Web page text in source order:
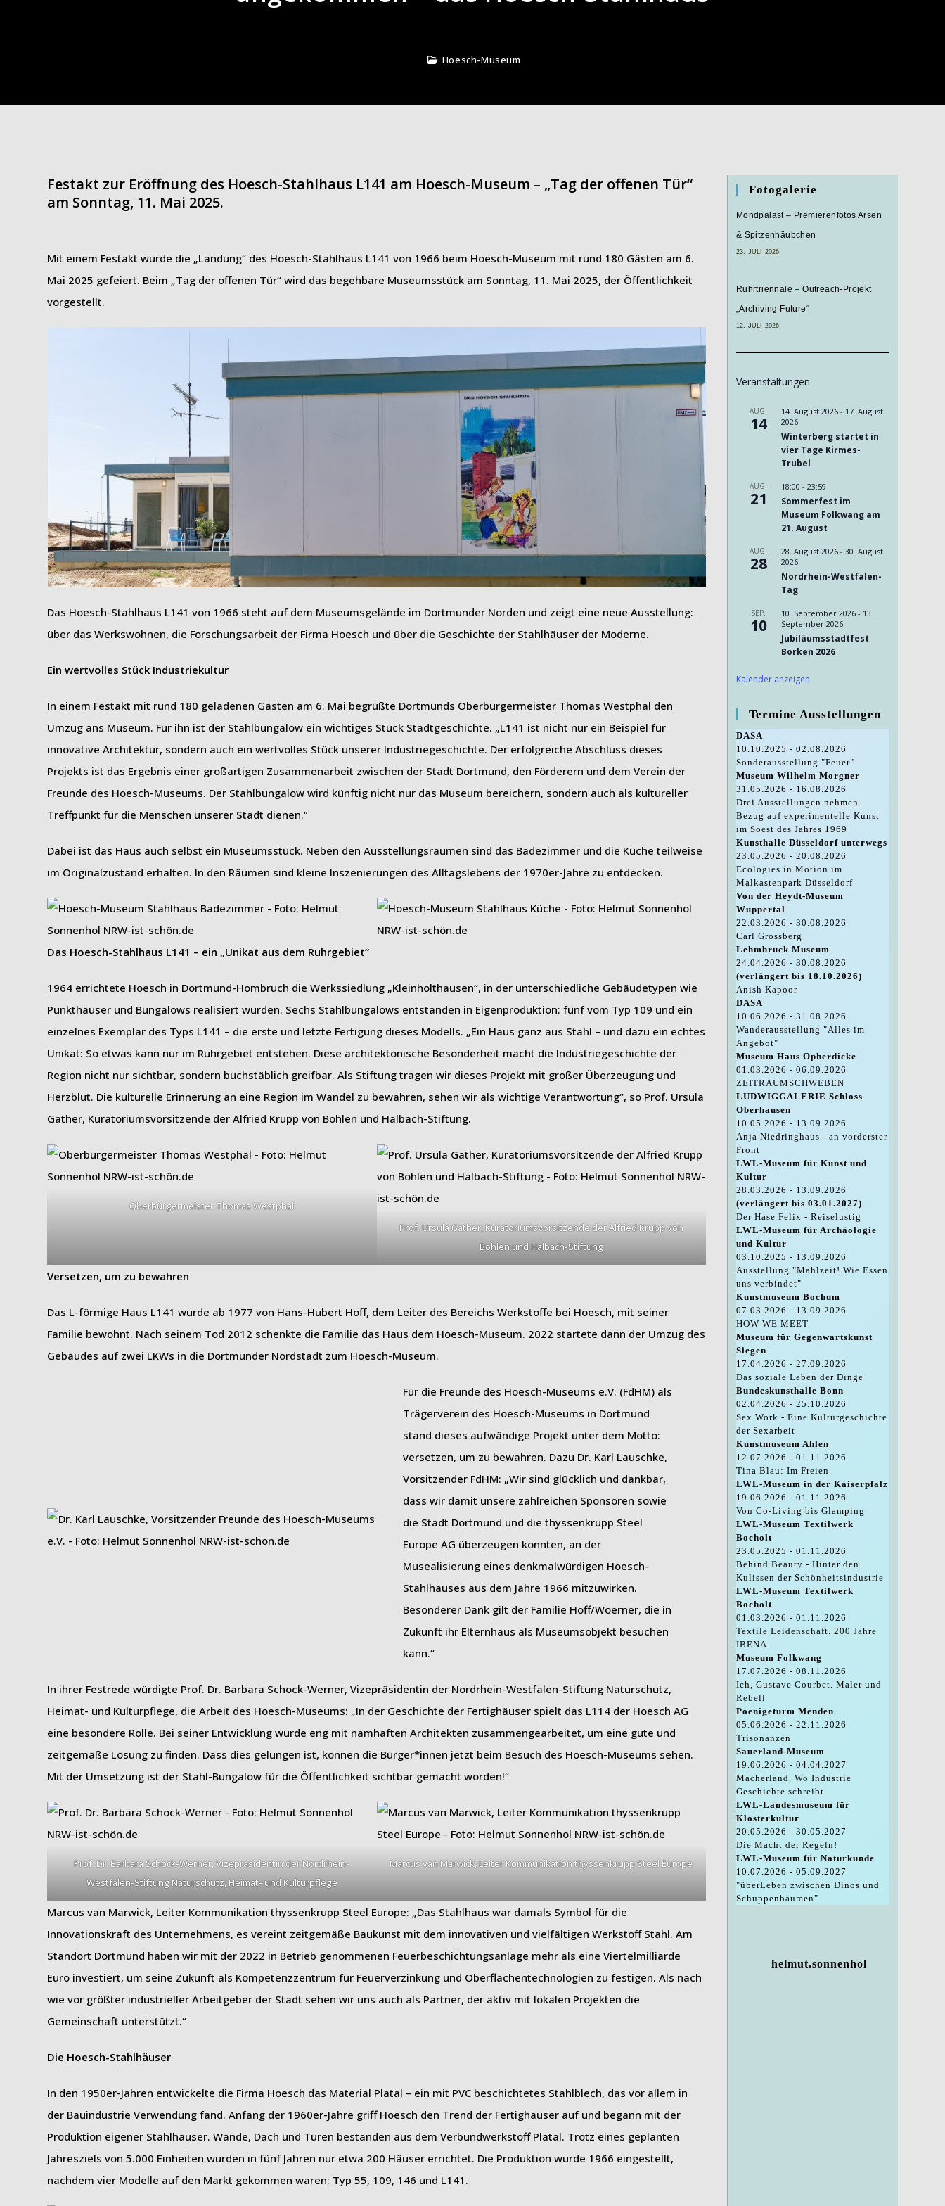
Hoesch-Museum
Festakt zur Eröffnung des Hoesch-Stahlhaus L141 am Hoesch-Museum – „Tag der offenen Tür“
am Sonntag, 11. Mai 2025.
Mit einem Festakt wurde die „Landung“ des Hoesch-Stahlhaus L141 von 1966 beim Hoesch-Museum mit rund 180 Gästen am 6.
Mai 2025 gefeiert. Beim „Tag der offenen Tür“ wird das begehbare Museumsstück am Sonntag, 11. Mai 2025, der Öffentlichkeit
vorgestellt.
Das Hoesch-Stahlhaus L141 von 1966 steht auf dem Museumsgelände im Dortmunder Norden und zeigt eine neue Ausstellung:
über das Werkswohnen, die Forschungsarbeit der Firma Hoesch und über die Geschichte der Stahlhäuser der Moderne.
Ein wertvolles Stück Industriekultur
In einem Festakt mit rund 180 geladenen Gästen am 6. Mai begrüßte Dortmunds Oberbürgermeister Thomas Westphal den
Umzug ans Museum. Für ihn ist der Stahlbungalow ein wichtiges Stück Stadtgeschichte. „L141 ist nicht nur ein Beispiel für
innovative Architektur, sondern auch ein wertvolles Stück unserer Industriegeschichte. Der erfolgreiche Abschluss dieses
Projekts ist das Ergebnis einer großartigen Zusammenarbeit zwischen der Stadt Dortmund, den Förderern und dem Verein der
Freunde des Hoesch-Museums. Der Stahlbungalow wird künftig nicht nur das Museum bereichern, sondern auch als kultureller
Treffpunkt für die Menschen unserer Stadt dienen.“
Dabei ist das Haus auch selbst ein Museumsstück. Neben den Ausstellungsräumen sind das Badezimmer und die Küche teilweise
im Originalzustand erhalten. In den Räumen sind kleine Inszenierungen des Alltagslebens der 1970er-Jahre zu entdecken.
Das Hoesch-Stahlhaus L141 – ein „Unikat aus dem Ruhrgebiet“
1964 errichtete Hoesch in Dortmund-Hombruch die Werkssiedlung „Kleinholthausen“, in der unterschiedliche Gebäudetypen wie
Punkthäuser und Bungalows realisiert wurden. Sechs Stahlbungalows entstanden in Eigenproduktion: fünf vom Typ 109 und ein
einzelnes Exemplar des Typs L141 – die erste und letzte Fertigung dieses Modells. „Ein Haus ganz aus Stahl – und dazu ein echtes
Unikat: So etwas kann nur im Ruhrgebiet entstehen. Diese architektonische Besonderheit macht die Industriegeschichte der
Region nicht nur sichtbar, sondern buchstäblich greifbar. Als Stiftung tragen wir dieses Projekt mit großer Überzeugung und
Herzblut. Die kulturelle Erinnerung an eine Region im Wandel zu bewahren, sehen wir als wichtige Verantwortung“, so Prof. Ursula
Gather, Kuratoriumsvorsitzende der Alfried Krupp von Bohlen und Halbach-Stiftung.
Oberbürgermeister Thomas Westphal
Prof. Ursula Gather, Kuratoriumsvorsitzende der Alfried Krupp von
Bohlen und Halbach-Stiftung
Versetzen, um zu bewahren
Das L-förmige Haus L141 wurde ab 1977 von Hans-Hubert Hoff, dem Leiter des Bereichs Werkstoffe bei Hoesch, mit seiner
Familie bewohnt. Nach seinem Tod 2012 schenkte die Familie das Haus dem Hoesch-Museum. 2022 startete dann der Umzug des
Gebäudes auf zwei LKWs in die Dortmunder Nordstadt zum Hoesch-Museum.
Für die Freunde des Hoesch-Museums e.V. (FdHM) als
Trägerverein des Hoesch-Museums in Dortmund
stand dieses aufwändige Projekt unter dem Motto:
versetzen, um zu bewahren. Dazu Dr. Karl Lauschke,
Vorsitzender FdHM: „Wir sind glücklich und dankbar,
dass wir damit unsere zahlreichen Sponsoren sowie
die Stadt Dortmund und die thyssenkrupp Steel
Europe AG überzeugen konnten, an der
Musealisierung eines denkmalwürdigen Hoesch-
Stahlhauses aus dem Jahre 1966 mitzuwirken.
Besonderer Dank gilt der Familie Hoff/Woerner, die in
Zukunft ihr Elternhaus als Museumsobjekt besuchen
kann.“
In ihrer Festrede würdigte Prof. Dr. Barbara Schock-Werner, Vizepräsidentin der Nordrhein-Westfalen-Stiftung Naturschutz,
Heimat- und Kulturpflege, die Arbeit des Hoesch-Museums: „In der Geschichte der Fertighäuser spielt das L114 der Hoesch AG
eine besondere Rolle. Bei seiner Entwicklung wurde eng mit namhaften Architekten zusammengearbeitet, um eine gute und
zeitgemäße Lösung zu finden. Dass dies gelungen ist, können die Bürger*innen jetzt beim Besuch des Hoesch-Museums sehen.
Mit der Umsetzung ist der Stahl-Bungalow für die Öffentlichkeit sichtbar gemacht worden!“
Prof. Dr. Barbara Schock-Werner, Vizepräsidentin der Nordrhein-
Westfalen-Stiftung Naturschutz, Heimat- und Kulturpflege
Marcus van Marwick, Leiter Kommunikation thyssenkrupp Steel Europe
Marcus van Marwick, Leiter Kommunikation thyssenkrupp Steel Europe: „Das Stahlhaus war damals Symbol für die
Innovationskraft des Unternehmens, es vereint zeitgemäße Baukunst mit dem innovativen und vielfältigen Werkstoff Stahl. Am
Standort Dortmund haben wir mit der 2022 in Betrieb genommenen Feuerbeschichtungsanlage mehr als eine Viertelmilliarde
Euro investiert, um seine Zukunft als Kompetenzzentrum für Feuerverzinkung und Oberflächentechnologien zu festigen. Als nach
wie vor größter industrieller Arbeitgeber der Stadt sehen wir uns auch als Partner, der aktiv mit lokalen Projekten die
Gemeinschaft unterstützt.“
Die Hoesch-Stahlhäuser
In den 1950er-Jahren entwickelte die Firma Hoesch das Material Platal – ein mit PVC beschichtetes Stahlblech, das vor allem in
der Bauindustrie Verwendung fand. Anfang der 1960er-Jahre griff Hoesch den Trend der Fertighäuser auf und begann mit der
Produktion eigener Stahlhäuser. Wände, Dach und Türen bestanden aus dem Verbundwerkstoff Platal. Trotz eines geplanten
Jahresziels von 5.000 Einheiten wurden in fünf Jahren nur etwa 200 Häuser errichtet. Die Produktion wurde 1966 eingestellt,
nachdem vier Modelle auf den Markt gekommen waren: Typ 55, 109, 146 und L141.
Fotogalerie
Mondpalast – Premierenfotos Arsen
& Spitzenhäubchen
23. JULI 2026
Ruhrtriennale – Outreach-Projekt
„Archiving Future“
12. JULI 2026
Veranstaltungen
AUG.
14
14. August 2026- 17. August
2026
Winterberg startet in
vier Tage Kirmes-
Trubel
AUG.
21
18:00 - 23:59
Sommerfest im
Museum Folkwang am
21. August
AUG.
28
28. August 2026- 30. August
2026
Nordrhein-Westfalen-
Tag
SEP.
10
10. September 2026- 13.
September 2026
Jubiläumsstadtfest
Borken 2026
Kalender anzeigen
Termine Ausstellungen
DASA
10.10.2025 - 02.08.2026
Sonderausstellung "Feuer"
Museum Wilhelm Morgner
31.05.2026 - 16.08.2026
Drei Ausstellungen nehmen
Bezug auf experimentelle Kunst
im Soest des Jahres 1969
Kunsthalle Düsseldorf unterwegs
23.05.2026 - 20.08.2026
Ecologies in Motion im
Malkastenpark Düsseldorf
Von der Heydt-Museum
Wuppertal
22.03.2026 - 30.08.2026
Carl Grossberg
Lehmbruck Museum
24.04.2026 - 30.08.2026
(verlängert bis 18.10.2026)
Anish Kapoor
DASA
10.06.2026 - 31.08.2026
Wanderausstellung "Alles im
Angebot"
Museum Haus Opherdicke
01.03.2026 - 06.09.2026
ZEITRAUMSCHWEBEN
LUDWIGGALERIE Schloss
Oberhausen
10.05.2026 - 13.09.2026
Anja Niedringhaus - an vorderster
Front
LWL-Museum für Kunst und
Kultur
28.03.2026 - 13.09.2026
(verlängert bis 03.01.2027)
Der Hase Felix - Reiselustig
LWL-Museum für Archäologie
und Kultur
03.10.2025 - 13.09.2026
Ausstellung "Mahlzeit! Wie Essen
uns verbindet"
Kunstmuseum Bochum
07.03.2026 - 13.09.2026
HOW WE MEET
Museum für Gegenwartskunst
Siegen
17.04.2026 - 27.09.2026
Das soziale Leben der Dinge
Bundeskunsthalle Bonn
02.04.2026 - 25.10.2026
Sex Work - Eine Kulturgeschichte
der Sexarbeit
Kunstmuseum Ahlen
12.07.2026 - 01.11.2026
Tina Blau: Im Freien
LWL-Museum in der Kaiserpfalz
19.06.2026 - 01.11.2026
Von Co-Living bis Glamping
LWL-Museum Textilwerk
Bocholt
23.05.2025 - 01.11.2026
Behind Beauty - Hinter den
Kulissen der Schönheitsindustrie
LWL-Museum Textilwerk
Bocholt
01.03.2026 - 01.11.2026
Textile Leidenschaft. 200 Jahre
IBENA.
Museum Folkwang
17.07.2026 - 08.11.2026
Ich, Gustave Courbet. Maler und
Rebell
Poenigeturm Menden
05.06.2026 - 22.11.2026
Trisonanzen
Sauerland-Museum
19.06.2026 - 04.04.2027
Macherland. Wo Industrie
Geschichte schreibt.
LWL-Landesmuseum für
Klosterkultur
20.05.2026 - 30.05.2027
Die Macht der Regeln!
LWL-Museum für Naturkunde
10.07.2026 - 05.09.2027
"überLeben zwischen Dinos und
Schuppenbäumen"
helmut.sonnenhol